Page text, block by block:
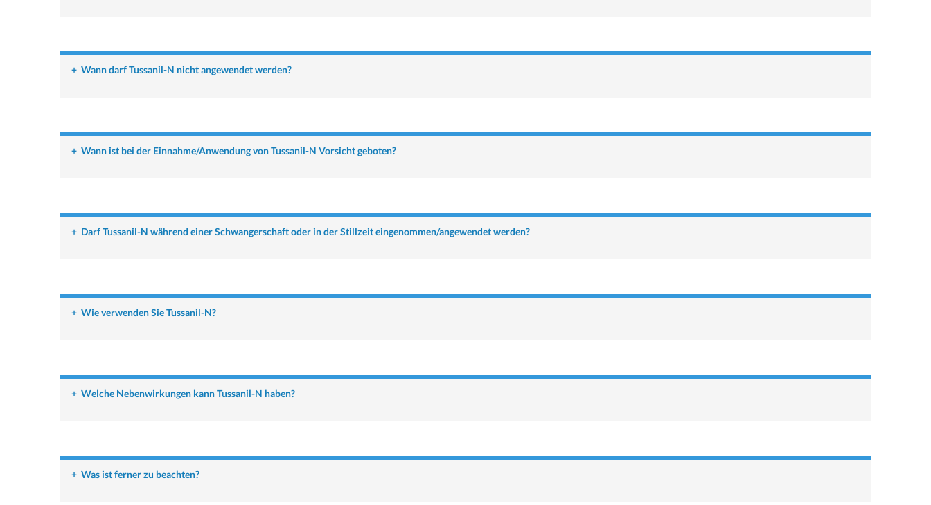
+ Wann darf Tussanil-N nicht angewendet werden?
+ Wann ist bei der Einnahme/Anwendung von Tussanil-N Vorsicht geboten?
+ Darf Tussanil-N während einer Schwangerschaft oder in der Stillzeit eingenommen/angewendet werden?
+ Wie verwenden Sie Tussanil-N?
+ Welche Nebenwirkungen kann Tussanil-N haben?
+ Was ist ferner zu beachten?